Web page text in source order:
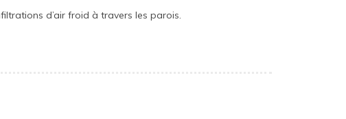
d’air froid à travers les parois.